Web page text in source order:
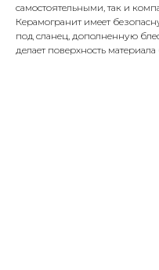
самостоятельными, так и
Керамогранит имеет
под сланец, дополненную
делает поверхность